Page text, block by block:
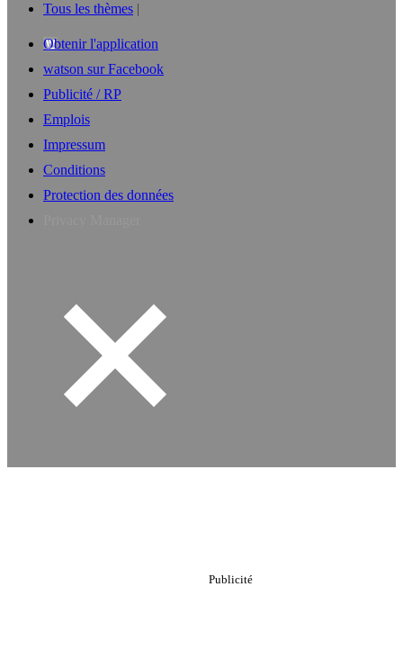
Tous les thèmes
Obtenir l'application
watson sur Facebook
Publicité / RP
Emplois
Impressum
Conditions
Protection des données